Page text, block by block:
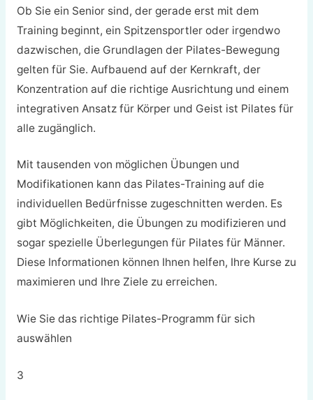
Ob Sie ein Senior sind, der gerade erst mit dem
Training beginnt, ein Spitzensportler oder irgendwo
dazwischen, die Grundlagen der Pilates-Bewegung
gelten für Sie. Aufbauend auf der Kernkraft, der
Konzentration auf die richtige Ausrichtung und einem
integrativen Ansatz für Körper und Geist ist Pilates für
alle zugänglich.
Mit tausenden von möglichen Übungen und
Modifikationen kann das Pilates-Training auf die
individuellen Bedürfnisse zugeschnitten werden. Es
gibt Möglichkeiten, die Übungen zu modifizieren und
sogar spezielle Überlegungen für Pilates für Männer.
Diese Informationen können Ihnen helfen, Ihre Kurse zu
maximieren und Ihre Ziele zu erreichen.
Wie Sie das richtige Pilates-Programm für sich
auswählen
3